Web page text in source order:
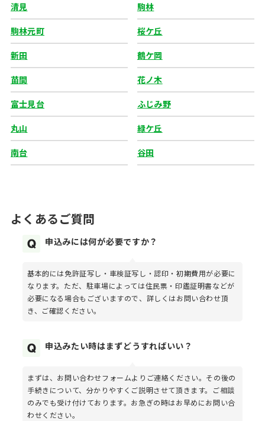
清見 駒林
駒林元町 桜ケ丘
新田 鶴ケ岡
苗間 花ノ木
富士見台 ふじみ野
丸山 緑ケ丘
南台 谷田
よくあるご質問
申込みには何が必要ですか？
基本的には免許証写し・車検証写し・認印・初期費用が必要に
なります。ただ、駐車場によっては住民票・印鑑証明書などが
必要になる場合もございますので、詳しくはお問い合わせ頂
き、ご確認ください。
申込みたい時はまずどうすればいい？
まずは、お問い合わせフォームよりご連絡ください。その後の
手続きについて、分かりやすくご説明させて頂きます。ご相談
のみでも受け付けております。お急ぎの時はお早めにお問い合
わせください。